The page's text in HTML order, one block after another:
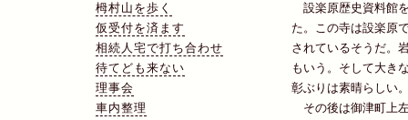
栂村山を歩く
仮受付を済ます
相続人宅で打ち合わせ
待てども来ない
理事会
車内整理
設楽原歴史資料館
た。この寺は設楽原
されているそうだ。
もいう。そして大き
彰ぶりは素晴らしい
その後は御津町上